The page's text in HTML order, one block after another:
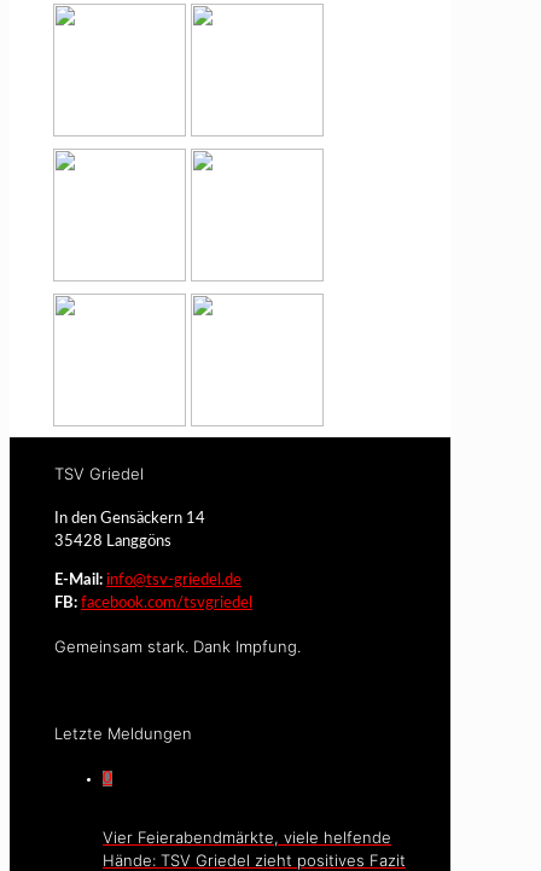
TSV Griedel
In den Gensäckern 14
35428 Langgöns
E-Mail: info@tsv-griedel.de
FB: facebook.com/tsvgriedel
Gemeinsam stark. Dank Impfung.
Letzte Meldungen
0
Vier Feierabendmärkte, viele helfende
Hände: TSV Griedel zieht positives Fazit